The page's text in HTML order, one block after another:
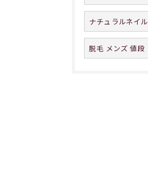
ナチュラルネイル
脱毛 メンズ 値段